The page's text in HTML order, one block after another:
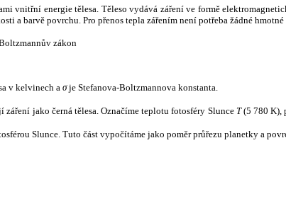
vnitřní energie tělesa. Těleso vydává záření ve formě
a barvě povrchu. Pro přenos tepla zářením není potřeba žádné
zákon
v kelvinech aσje Stefanova-Boltzmannova konstanta.
jako černá tělesa. Označíme teplotu fotosféry Slunce T(5 780 K),
Slunce. Tuto část vypočítáme jako poměr průřezu planetky a